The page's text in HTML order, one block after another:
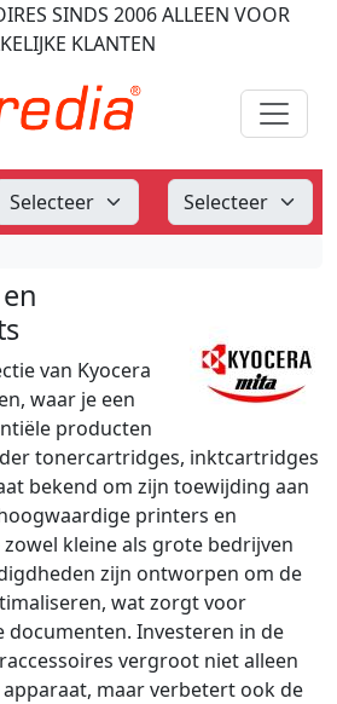
SINDS 2006ALLEEN VOOR
KLANTEN
van Kyocera
waar je een
producten
tonercartridges, inktcartridges
bekend om zijn toewijding aan
printers en
kleine als grote bedrijven
zijn ontworpen om de
wat zorgt voor
documenten. Investeren in de
vergroot niet alleen
maar verbetert ook de